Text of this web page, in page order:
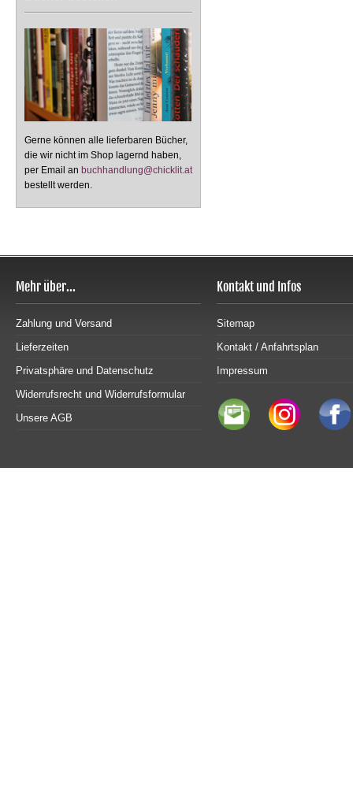
Gerne können alle lieferbaren Bücher,
die wir nicht im Shop lagernd haben,
per Email an buchhandlung@chicklit.at
bestellt werden.
Mehr über...
Zahlung und Versand
Lieferzeiten
Privatsphäre und Datenschutz
Widerrufsrecht und Widerrufsformular
Unsere AGB
Kontakt und Infos
Sitemap
Kontakt / Anfahrtsplan
Impressum